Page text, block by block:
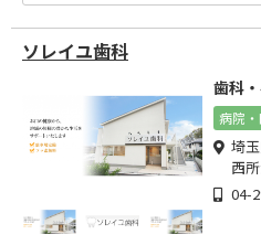
ソレイユ歯科
歯科
病院
埼
西
04-